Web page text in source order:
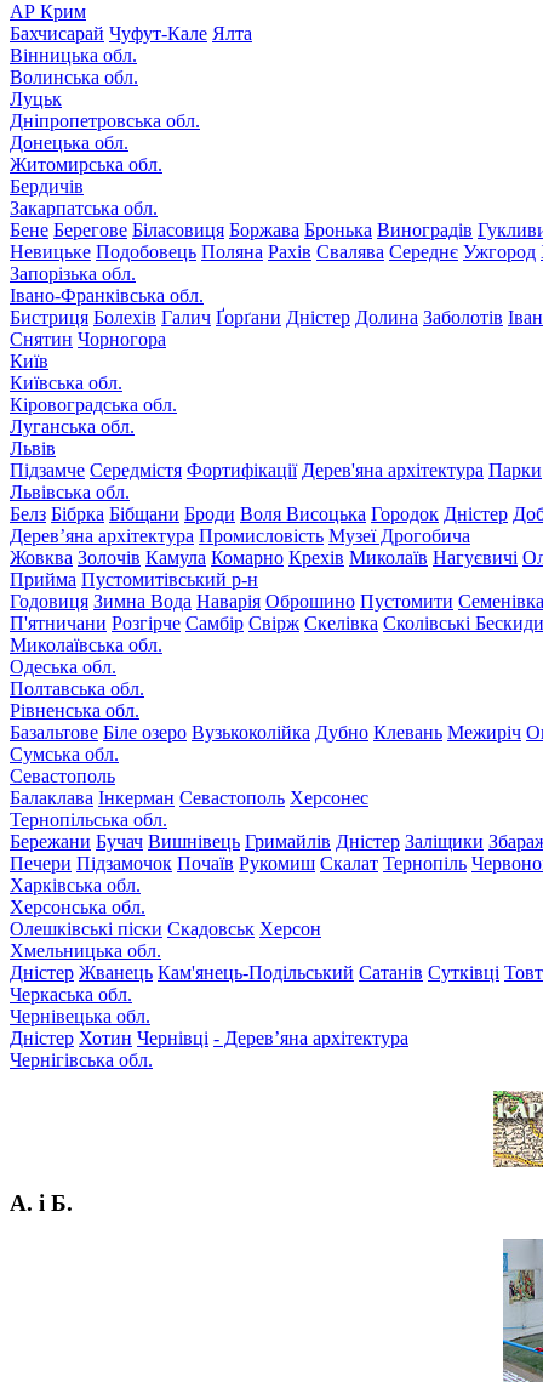
АР Крим
Бахчисарай Чуфут-Кале Ялта
Вінницька обл.
Волинська обл.
Луцьк
Дніпропетровська обл.
Донецька обл.
Житомирська обл.
Бердичів
Закарпатська обл.
Бене Берегове Біласовиця Боржава Бронька Виноградів
Невицьке Подобовець Поляна Рахів Свалява Середнє Ужгород
Запорізька обл.
Івано-Франківська обл.
Бистриця Болехів Галич Ґорґани Дністер Долина Заболотів
Снятин Чорногора
Київ
Київська обл.
Кіровоградська обл.
Луганська обл.
Львів
Підзамче Середмістя Фортифікації Дерев'яна архітектура Парки
Львівська обл.
Белз Бібрка Бібщани Броди Воля Висоцька Городок Дністер
Дерев’яна архітектура Промисловість Музеї Дрогобича
Жовква Золочів Камула Комарно Крехів Миколаїв Нагуєвичі
Прийма Пустомитівський р-н
Годовиця Зимна Вода Наварія Оброшино Пустомити Семенівка
П'ятничани Розгірче Самбір Свірж Скелівка Сколівські Бескиди
Миколаївська обл.
Одеська обл.
Полтавська обл.
Рівненська обл.
Базальтове Біле озеро Вузькоколійка Дубно Клевань Межиріч
Сумська обл.
Севастополь
Балаклава Інкерман Севастополь Херсонес
Тернопільська обл.
Бережани Бучач Вишнівець Гримайлів Дністер Заліщики
Печери Підзамочок Почаїв Рукомиш Скалат Тернопіль
Харківська обл.
Херсонська обл.
Олешківські піски Скадовськ Херсон
Хмельницька обл.
Дністер Жванець Кам'янець-Подільський Сатанів Сутківці
Черкаська обл.
Чернівецька обл.
Дністер Хотин Чернівці - Дерев’яна архітектура
Чернігівська обл.
А. і Б.